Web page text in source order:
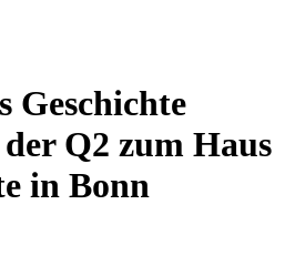
Geschichte
Q2 zum Haus
in Bonn